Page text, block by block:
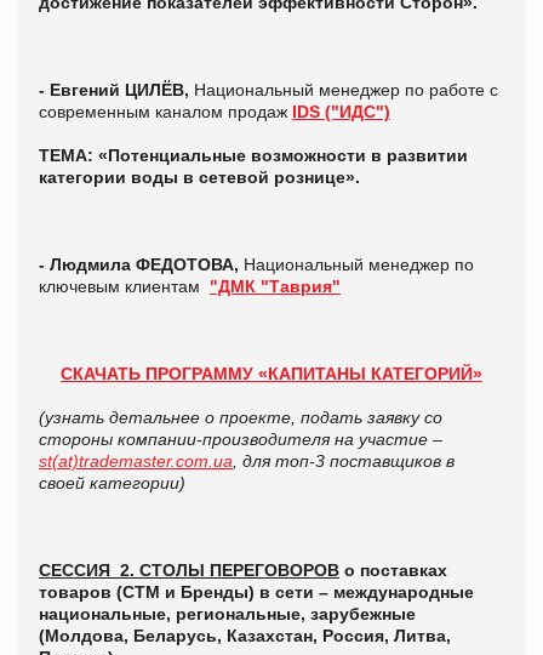
- Евгений ЦИЛЁВ, Национальный менеджер по работе с
современным каналом продаж IDS ("ИДС")
ТЕМА: «Потенциальные возможности в развитии
категории воды в сетевой рознице».
- Людмила ФЕДОТОВА, Национальный менеджер по
ключевым клиентам
"ДМК "Таврия"
СКАЧАТЬ ПРОГРАММУ «КАПИТАНЫ КАТЕГОРИЙ»
(узнать детальнее о проекте, подать заявку со
стороны компании-производителя на участие –
st(at)trademaster.com.ua , для топ-3 поставщиков в
своей категории)
СЕССИЯ_2. СТОЛЫ ПЕРЕГОВОРОВ о поставках
товаров (СТМ и Бренды) в сети – международные
национальные, региональные, зарубежные
(Молдова, Беларусь, Казахстан, Россия, Литва,